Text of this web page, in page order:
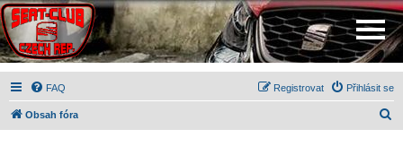
FAQ Přihlásit se
Registrovat
Obsah fóra